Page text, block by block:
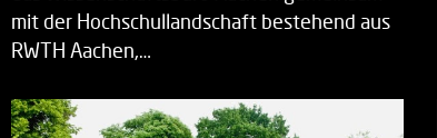
mit der Hochschullandschaft bestehend aus
RWTH Aachen,…